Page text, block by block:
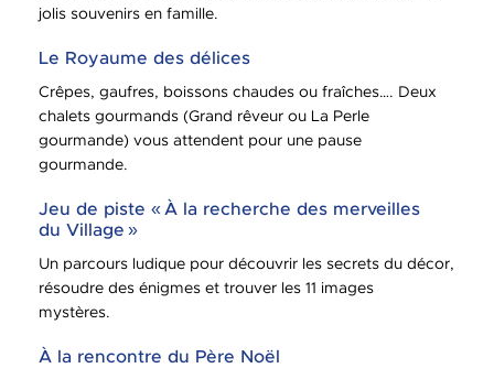
jolis souvenirs en famille.
Le Royaume des délices
Crêpes, gaufres, boissons chaudes ou fraîches…. Deux
chalets gourmands (Grand rêveur ou La Perle
gourmande) vous attendent pour une pause
gourmande.
Jeu de piste « À la recherche des merveilles
du Village »
Un parcours ludique pour découvrir les secrets du décor,
résoudre des énigmes et trouver les 11 images
mystères.
À la rencontre du Père Noël